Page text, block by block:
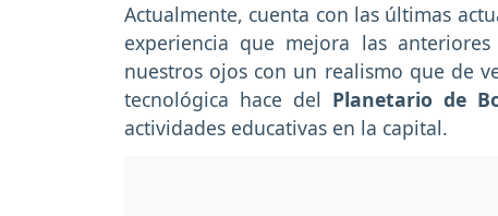
Actualmente, cuenta con las últimas
experiencia que mejora las
nuestros ojos con un realismo que de
tecnológica hace del Planetario de
actividades educativas en la capital.